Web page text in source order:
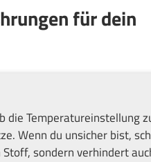
für dein
die Temperatureinstellung
Wenn du unsicher bist,
sondern verhindert